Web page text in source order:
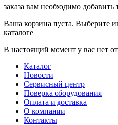
заказа вам необходимо
Ваша корзина пуста. Выберите
каталоге
В настоящий момент у вас нет
Каталог
Новости
Сервисный центр
Поверка оборудования
Оплата и доставка
О компании
Контакты